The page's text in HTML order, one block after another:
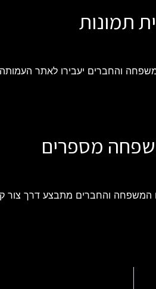
תמונות
והחברים יעבירו לאתר העמותה
מספרים
המשפחה והחברים מתבצע דרך צור